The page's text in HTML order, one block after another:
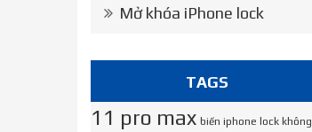
Mở khóa iPhone lock
TAGS
11 pro max biến iphone lock không